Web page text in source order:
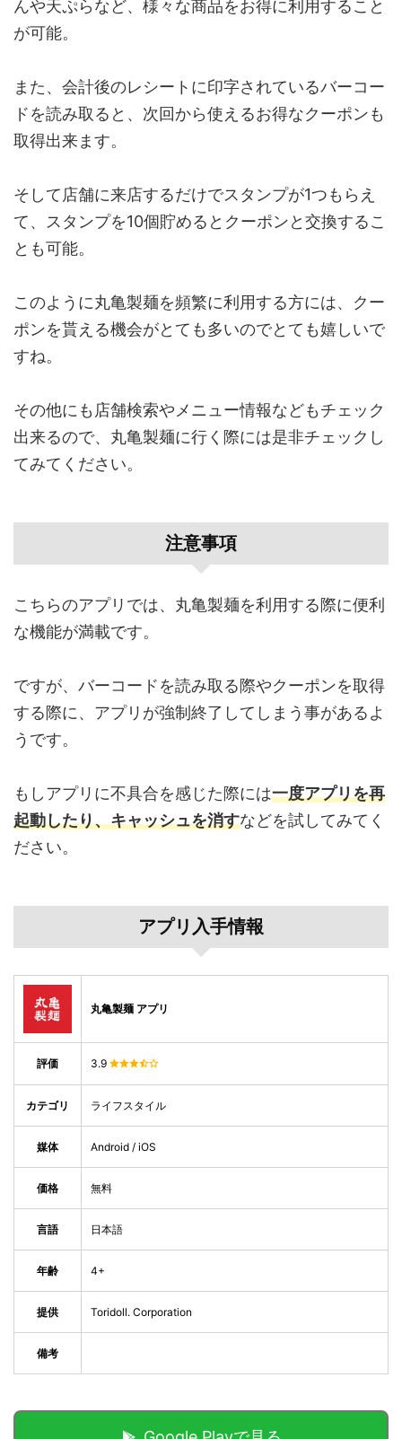
んや天ぷらなど、様々な商品をお得に利用すること
が可能。
また、会計後のレシートに印字されているバーコー
ドを読み取ると、次回から使えるお得なクーポンも
取得出来ます。
そして店舗に来店するだけでスタンプが1つもらえ
て、スタンプを10個貯めるとクーポンと交換するこ
とも可能。
このように丸亀製麺を頻繁に利用する方には、クー
ポンを貰える機会がとても多いのでとても嬉しいで
すね。
その他にも店舗検索やメニュー情報などもチェック
出来るので、丸亀製麺に行く際には是非チェックし
てみてください。
注意事項
こちらのアプリでは、丸亀製麺を利用する際に便利
な機能が満載です。
ですが、バーコードを読み取る際やクーポンを取得
する際に、アプリが強制終了してしまう事があるよ
うです。
もしアプリに不具合を感じた際には一度アプリを再
起動したり、キャッシュを消すなどを試してみてく
ださい。
アプリ入手情報
丸亀製麺 アプリ
評価 3.9
カテゴリ ライフスタイル
媒体 Android / iOS
価格 無料
言語 日本語
年齢 4+
提供 Toridoll. Corporation
備考